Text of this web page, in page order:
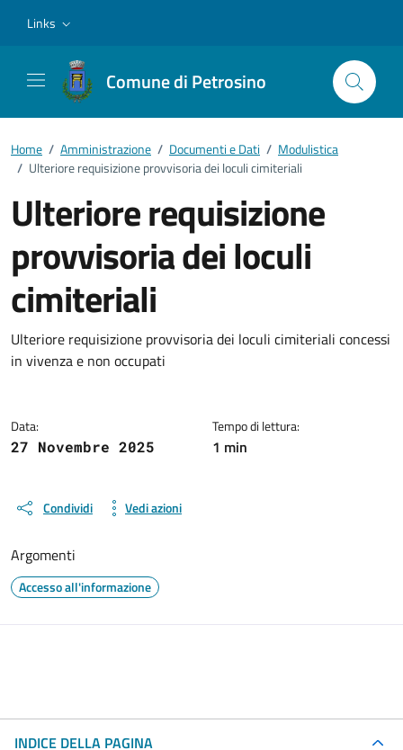
Links
Comune di Petrosino
Home / Amministrazione / Documenti e Dati / Modulistica
/ Ulteriore requisizione provvisoria dei loculi cimiteriali
Ulteriore requisizione
provvisoria dei loculi
cimiteriali
Dettagli del documento
Ulteriore requisizione provvisoria dei loculi cimiteriali concessi
in vivenza e non occupati
Data:
27 Novembre 2025
Tempo di lettura:
1 min
Condividi Vedi azioni
Argomenti
Accesso all'informazione
INDICE DELLA PAGINA